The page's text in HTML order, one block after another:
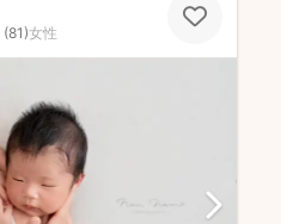
(81)女性